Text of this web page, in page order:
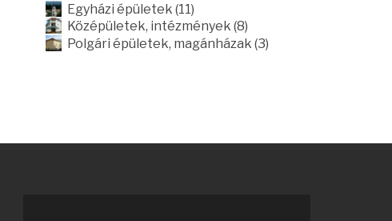
Egyházi épületek (11)
Középületek, intézmények (8)
Polgári épületek, magánházak (3)